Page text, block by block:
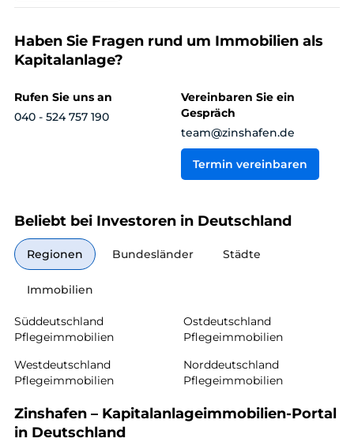
Haben Sie Fragen rund um Immobilien als
Kapitalanlage?
Rufen Sie uns an
040 - 524 757 190
Vereinbaren Sie ein
Gespräch
team@zinshafen.de
Termin vereinbaren
Beliebt bei Investoren in Deutschland
Regionen Bundesländer Städte
Immobilien
Süddeutschland
Pflegeimmobilien
Ostdeutschland
Pflegeimmobilien
Westdeutschland
Pflegeimmobilien
Norddeutschland
Pflegeimmobilien
Zinshafen – Kapitalanlageimmobilien-Portal
in Deutschland